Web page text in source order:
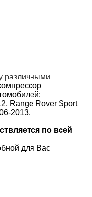
различными
Range Rover Sport
2013.
по всей
для Вас